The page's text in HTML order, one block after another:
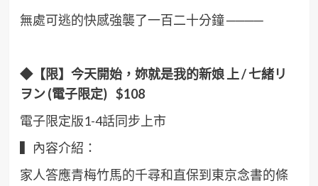
無處可逃的快感強襲了一百二十分鐘 ────
◆【限】今天開始，妳就是我的新娘 上/七緒リ
ヲン(電子限定) $108
電子限定版1-4話同步上市
▍內容介紹：
家人答應青梅竹馬的千尋和直保到東京念書的條